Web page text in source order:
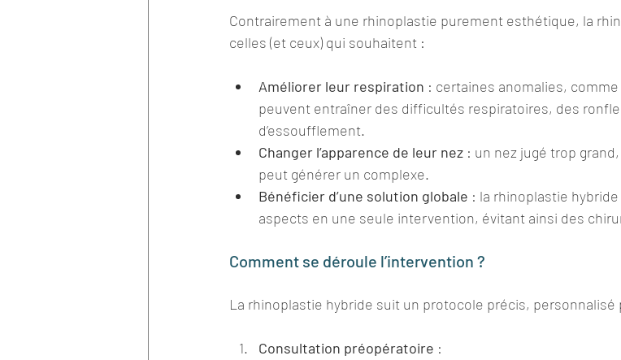
Contrairement à une rhinoplastie purement esthétique, la
celles (et ceux) qui souhaitent :
Améliorer leur respiration : certaines anomalies,
peuvent entraîner des difficultés respiratoires, des
d’essoufflement.
Changer l’apparence de leur nez : un nez jugé trop
peut générer un complexe.
Bénéficier d’une solution globale : la rhinoplastie
aspects en une seule intervention, évitant ainsi des
Comment se déroule l’intervention ?
La rhinoplastie hybride suit un protocole précis, personnalisé
Consultation préopératoire :